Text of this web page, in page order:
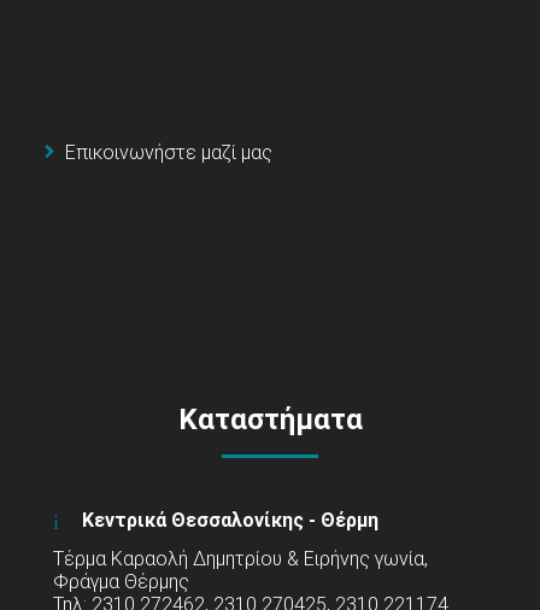
Επικοινωνήστε μαζί μας
Καταστήματα
Κεντρικά Θεσσαλονίκης - Θέρμη
Τέρμα Καραολή Δημητρίου & Ειρήνης γωνία,
Φράγμα Θέρμης
Τηλ: 2310 272462, 2310 270425, 2310 221174